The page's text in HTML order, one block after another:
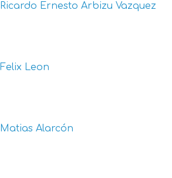
Ricardo Ernesto Arbizu Vazquez
Felix Leon
Matias Alarcón